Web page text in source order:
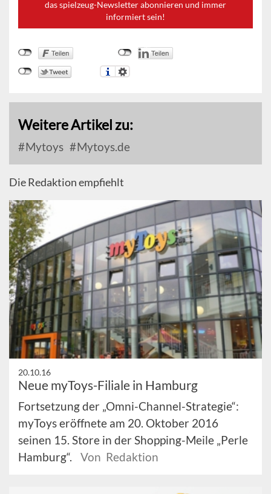
das spielzeug-Newsletter abonnieren und immer
informiert sein!
Weitere Artikel zu:
Mytoys Mytoys.de
Die Redaktion empfiehlt
20.10.16
Neue myToys-Filiale in Hamburg
Fortsetzung der „Omni-Channel-Strategie“:
myToys eröffnete am 20. Oktober 2016
seinen 15. Store in der Shopping-Meile „Perle
Hamburg“.
Von Redaktion